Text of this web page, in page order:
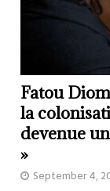
Fatou
la
devenue
»
September 4,